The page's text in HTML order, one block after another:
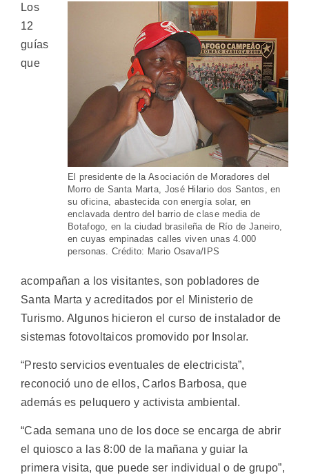
El presidente de la Asociación de Moradores del
Morro de Santa Marta, José Hilario dos Santos, en
su oficina, abastecida con energía solar, en
enclavada dentro del barrio de clase media de
Botafogo, en la ciudad brasileña de Río de Janeiro,
en cuyas empinadas calles viven unas 4.000
personas. Crédito: Mario Osava/IPS
Los
12
guías
que
acompañan a los visitantes, son pobladores de
Santa Marta y acreditados por el Ministerio de
Turismo. Algunos hicieron el curso de instalador de
sistemas fotovoltaicos promovido por Insolar.
“Presto servicios eventuales de electricista”,
reconoció uno de ellos, Carlos Barbosa, que
además es peluquero y activista ambiental.
“Cada semana uno de los doce se encarga de abrir
el quiosco a las 8:00 de la mañana y guiar la
primera visita, que puede ser individual o de grupo”,